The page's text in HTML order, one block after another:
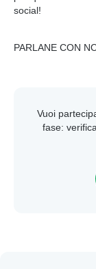
social!
PARLANE CON
Vuoi
fase: